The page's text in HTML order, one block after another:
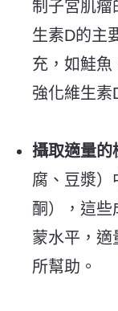
制子宮肌瘤
生素D的主
充，如鮭魚
強化維生素
攝取適量的
腐、豆漿）
酮），這些
蒙水平，適
所幫助。